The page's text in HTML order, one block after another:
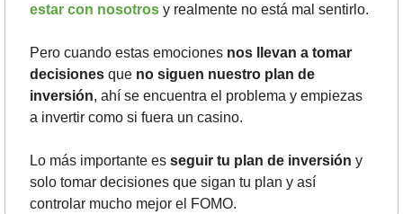
estar con nosotros y realmente no está mal sentirlo.
Pero cuando estas emociones nos llevan a tomar
decisiones que no siguen nuestro plan de
inversión, ahí se encuentra el problema y empiezas
a invertir como si fuera un casino.
Lo más importante es seguir tu plan de inversión y
solo tomar decisiones que sigan tu plan y así
controlar mucho mejor el FOMO.